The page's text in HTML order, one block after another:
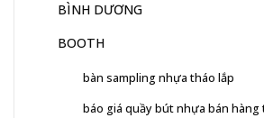
BÌNH DƯƠNG
BOOTH
bàn sampling nhựa tháo lắp
báo giá quầy bút nhựa bán hàng